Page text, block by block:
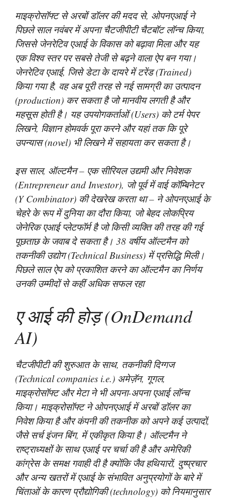
माइक्रोसॉफ्ट से अरबों डॉलर की मदद से, ओपनएआई ने
पिछले साल नवंबर में अपना चैटजीपीटी चैटबॉट लॉन्च किया,
जिससे जेनरेटिव एआई के विकास को बढ़ावा मिला और यह
एक विश्व स्तर पर सबसे तेजी से बढ़ने वाला ऐप बन गया।
जेनरेटिव एआई, जिसे डेटा के दायरे में टरेंड (Trained)
किया गया है, वह अब पूरी तरह से नई सामग्री का उत्पादन
(production) कर सकता है जो मानवीय लगती है और
महसूस होती है। यह उपयोगकर्ताओं (Users) को टर्म पेपर
लिखने, विज्ञान होमवर्क पूरा करने और यहां तक ​​कि पूरे
उपन्यास (novel) भी लिखने में सहायता कर सकता है।
इस साल, ऑल्टमैन – एक सीरियल उद्यमी और निवेशक
(Entrepreneur and Investor), जो पूर्व में वाई कॉम्बिनेटर
(Y Combinator) की देखरेख करता था – ने ओपनएआई के
चेहरे के रूप में दुनिया का दौरा किया, जो बेहद लोकप्रिय
जेनेरिक एआई प्लेटफॉर्म है जो किसी व्यक्ति की तरह की गई
पूछताछ के जवाब दे सकता है। 38 वर्षीय ऑल्टमैन को
तकनीकी उद्योग (Technical Business) में प्रसिद्धि मिली।
पिछले साल ऐप को प्रकाशित करने का ऑल्टमैन का निर्णय
उनकी उम्मीदों से कहीं अधिक सफल रहा
ए आई की होड़ (OnDemand
AI)
चैटजीपीटी की शुरुआत के साथ, तकनीकी दिग्गज
(Technical companies i.e.) अमेज़ॅन, गूगल,
माइक्रोसॉफ्ट और मेटा ने भी अपना-अपना एआई लॉन्च
किया। माइक्रोसॉफ्ट ने ओपनएआई में अरबों डॉलर का
निवेश किया है और कंपनी की तकनीक को अपने कई उत्पादों,
जैसे सर्च इंजन बिंग, में एकीकृत किया है। ऑल्टमैन ने
राष्ट्राध्यक्षों के साथ एआई पर चर्चा की है और अमेरिकी
कांग्रेस के समक्ष गवाही दी है क्योंकि जैव हथियारों, दुष्प्रचार
और अन्य खतरों में एआई के संभावित अनुप्रयोगों के बारे में
चिंताओं के कारण प्रौद्योगिकी (technology) को नियमानुसार